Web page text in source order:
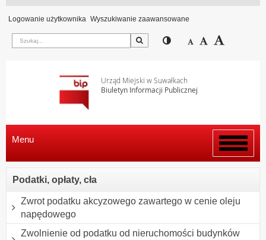
Logowanie użytkownika Wyszukiwanie zaawansowane
Szukaj Przełącz pomiędzy
Zmniejsz
Domyślny
Urząd Miejski w Suwałkach
Biuletyn Informacji Publicznej
Włącz
menu
Menu
Podatki, opłaty, cła
Zwrot podatku akcyzowego zawartego w cenie oleju
napędowego
Zwolnienie od podatku od nieruchomości budynków